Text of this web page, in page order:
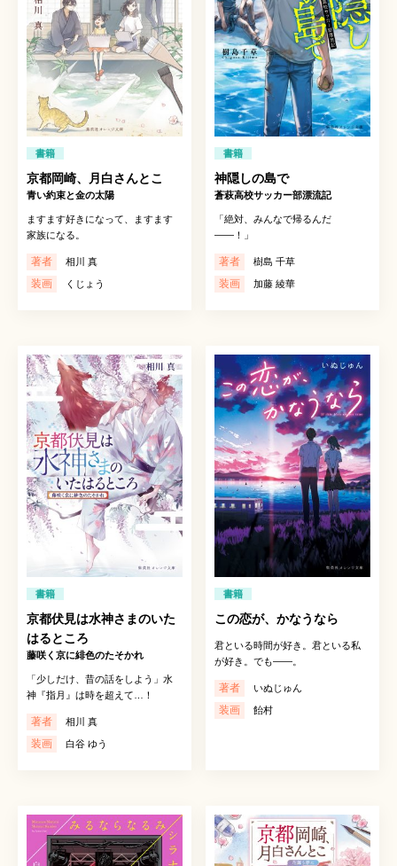
書籍
京都岡崎、月白さんとこ
青い約束と金の太陽
ますます好きになって、ますます
家族になる。
著者 相川 真
装画 くじょう
書籍
神隠しの島で
蒼萩高校サッカー部漂流記
「絶対、みんなで帰るんだ
――！」
著者 樹島 千草
装画 加藤 綾華
書籍
京都伏見は水神さまのいた
はるところ
藤咲く京に緋色のたそかれ
「少しだけ、昔の話をしよう」水
神『指月』は時を超えて…！
著者 相川 真
装画 白谷 ゆう
書籍
この恋が、かなうなら
君といる時間が好き。君といる私
が好き。でも——。
著者 いぬじゅん
装画 飴村